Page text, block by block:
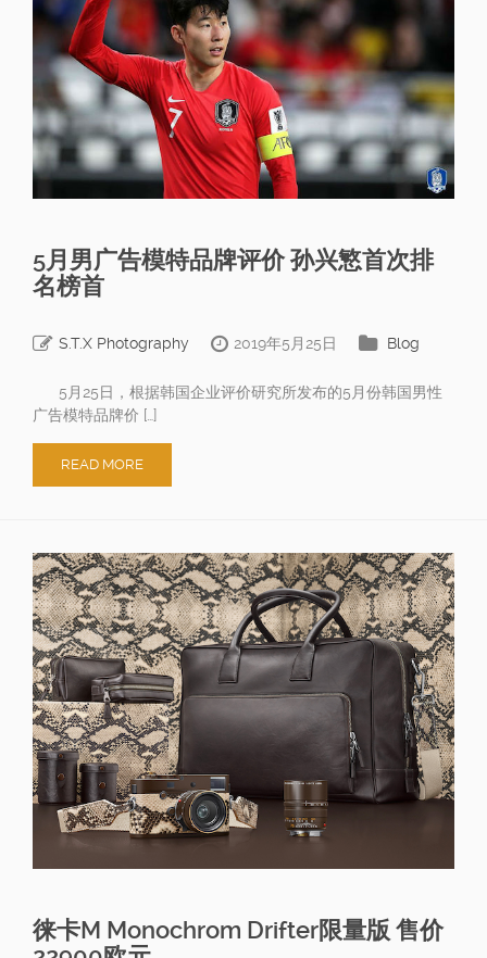
5月男广告模特品牌评价 孙兴慜首次排
名榜首
S.T.X Photography 2019年5月25日 Blog
5月25日，根据韩国企业评价研究所发布的5月份韩国男性
广告模特品牌价 […]
READ MORE
徕卡M Monochrom Drifter限量版 售价